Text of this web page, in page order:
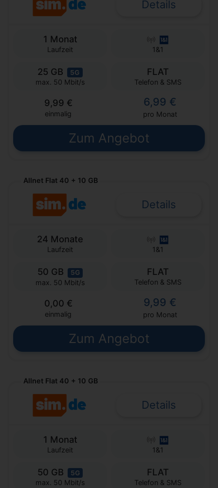
Details
1 Monat
Laufzeit 1&1
25 GB 5G
max. 50 Mbit/s
FLAT
Telefon & SMS
9,99 €
einmalig
6,99 €
pro Monat
Zum Angebot
Allnet Flat 40 + 10 GB
Details
24 Monate
Laufzeit 1&1
50 GB 5G
max. 50 Mbit/s
FLAT
Telefon & SMS
0,00 €
einmalig
9,99 €
pro Monat
Zum Angebot
Allnet Flat 40 + 10 GB
Details
1 Monat
Laufzeit 1&1
50 GB 5G
max. 50 Mbit/s
FLAT
Telefon & SMS